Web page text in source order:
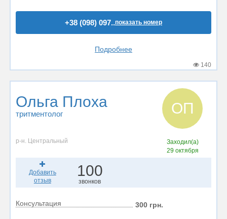
+38 (098) 097..показать номер
Подробнее
140
Ольга Плоха
тритментолог ОП
р-н. Центральный
Заходил(а)
29 октября
Добавить
отзыв
100
звонков
Консультация 300 грн.